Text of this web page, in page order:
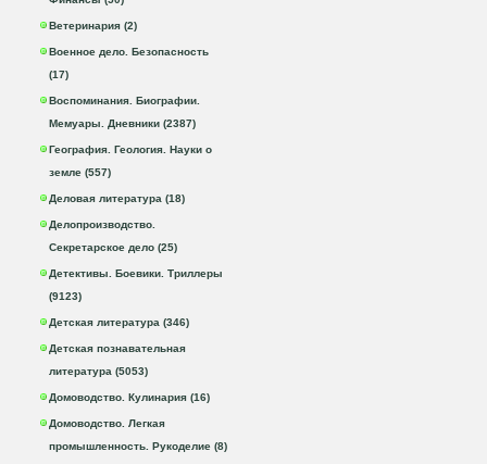
Ветеринария (2)
Военное дело. Безопасность
(17)
Воспоминания. Биографии.
Мемуары. Дневники (2387)
География. Геология. Науки о
земле (557)
Деловая литература (18)
Делопроизводство.
Секретарское дело (25)
Детективы. Боевики. Триллеры
(9123)
Детская литература (346)
Детская познавательная
литература (5053)
Домоводство. Кулинария (16)
Домоводство. Легкая
промышленность. Рукоделие (8)